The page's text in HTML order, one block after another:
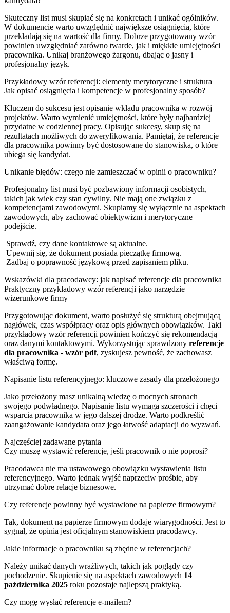
Skuteczny list musi skupiać się na konkretach i unikać ogólników.
W dokumencie warto uwzględnić największe osiągnięcia, które
przekładają się na wartość dla firmy. Dobrze przygotowany wzór
powinien uwzględniać zarówno twarde, jak i miękkie umiejętności
pracownika. Unikaj branżowego żargonu, dbając o jasny i
profesjonalny język.
Przykładowy wzór referencji: elementy merytoryczne i struktura
Jak opisać osiągnięcia i kompetencje w profesjonalny sposób?
Kluczem do sukcesu jest opisanie wkładu pracownika w rozwój
projektów. Warto wymienić umiejętności, które były najbardziej
przydatne w codziennej pracy. Opisując sukcesy, skup się na
rezultatach możliwych do zweryfikowania. Pamiętaj, że referencje
dla pracownika powinny być dostosowane do stanowiska, o które
ubiega się kandydat.
Unikanie błędów: czego nie zamieszczać w opinii o pracowniku?
Profesjonalny list musi być pozbawiony informacji osobistych,
takich jak wiek czy stan cywilny. Nie mają one związku z
kompetencjami zawodowymi. Skupiamy się wyłącznie na aspektach
zawodowych, aby zachować obiektywizm i merytoryczne
podejście.
Sprawdź, czy dane kontaktowe są aktualne.
Upewnij się, że dokument posiada pieczątkę firmową.
Zadbaj o poprawność językową przed zapisaniem pliku.
Wskazówki dla pracodawcy: jak napisać referencje dla pracownika
Praktyczny przykładowy wzór referencji jako narzędzie
wizerunkowe firmy
Przygotowując dokument, warto posłużyć się strukturą obejmującą
nagłówek, czas współpracy oraz opis głównych obowiązków. Taki
przykładowy wzór referencji powinien kończyć się rekomendacją
oraz danymi kontaktowymi. Wykorzystując sprawdzony referencje
dla pracownika - wzór pdf, zyskujesz pewność, że zachowasz
właściwą formę.
Napisanie listu referencyjnego: kluczowe zasady dla przełożonego
Jako przełożony masz unikalną wiedzę o mocnych stronach
swojego podwładnego. Napisanie listu wymaga szczerości i chęci
wsparcia pracownika w jego dalszej drodze. Warto podkreślić
zaangażowanie kandydata oraz jego łatwość adaptacji do wyzwań.
Najczęściej zadawane pytania
Czy muszę wystawić referencje, jeśli pracownik o nie poprosi?
Pracodawca nie ma ustawowego obowiązku wystawienia listu
referencyjnego. Warto jednak wyjść naprzeciw prośbie, aby
utrzymać dobre relacje biznesowe.
Czy referencje powinny być wystawione na papierze firmowym?
Tak, dokument na papierze firmowym dodaje wiarygodności. Jest to
sygnał, że opinia jest oficjalnym stanowiskiem pracodawcy.
Jakie informacje o pracowniku są zbędne w referencjach?
Należy unikać danych wrażliwych, takich jak poglądy czy
pochodzenie. Skupienie się na aspektach zawodowych 14
października 2025 roku pozostaje najlepszą praktyką.
Czy mogę wysłać referencje e-mailem?